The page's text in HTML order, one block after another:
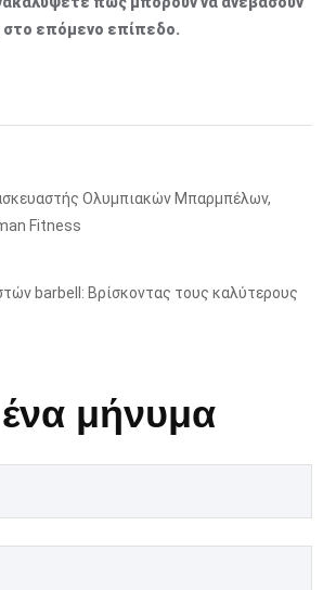
στο επόμενο επίπεδο.
Ολυμπιακών Μπαρμπέλων,
Fitness
barbell: Βρίσκοντας τους καλύτερους
μήνυμα